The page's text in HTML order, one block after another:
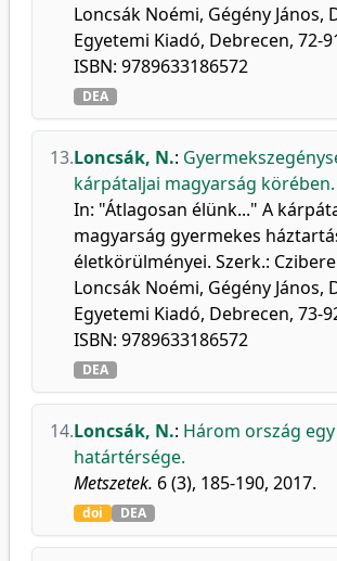
Loncsák Noémi, Gégény János,
Egyetemi Kiadó, Debrecen, 72-
ISBN: 9789633186572
DEA
13.Loncsák, N.:
kárpátaljai magyarság körében.
In: "Átlagosan élünk..." A
magyarság gyermekes
életkörülményei. Szerk.:
Loncsák Noémi, Gégény János,
Egyetemi Kiadó, Debrecen, 73-
ISBN: 9789633186572
DEA
14.Loncsák, N.: Három ország egy
határtérsége.
Metszetek. 6 (3), 185-190, 2017.
doi DEA